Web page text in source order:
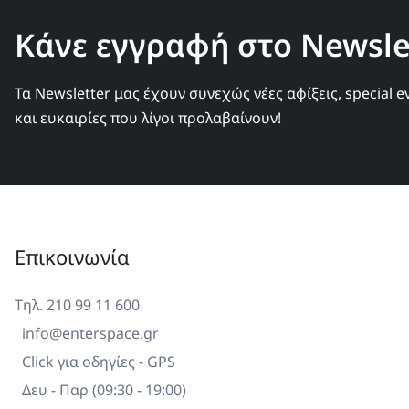
Κάνε εγγραφή στο
Τα Newsletter μας έχουν συνεχώς νέες αφίξεις, special
και ευκαιρίες που λίγοι προλαβαίνουν!
Επικοινωνία
Τηλ. 210 99 11 600
info@enterspace.gr
Click για οδηγίες - GPS
Δευ - Παρ (09:30 - 19:00)